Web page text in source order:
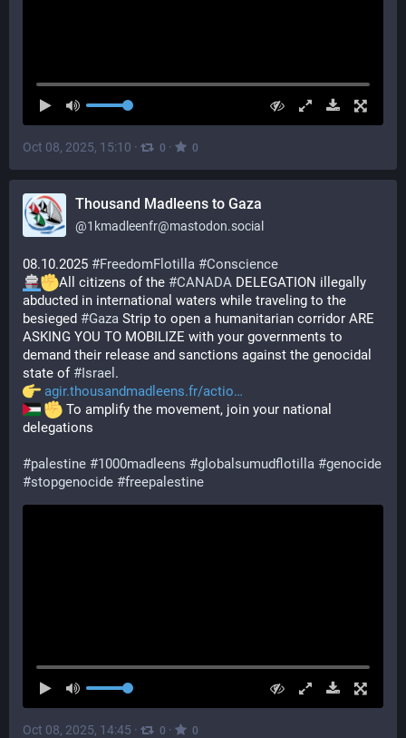
Oct 08, 2025, 15:10 · 0 · 0
Thousand Madleens to Gaza
@1kmadleenfr@mastodon.social
08.10.2025 #FreedomFlotilla #Conscience
All citizens of the #CANADA DELEGATION illegally
abducted in international waters while traveling to the
besieged #Gaza Strip to open a humanitarian corridor ARE
ASKING YOU TO MOBILIZE with your governments to
demand their release and sanctions against the genocidal
state of #Israel .
agir.thousandmadleens.fr/actio
To amplify the movement, join your national
delegations
#palestine #1000madleens #globalsumudflotilla #genocide
#stopgenocide #freepalestine
Oct 08, 2025, 14:45 · 0 · 0